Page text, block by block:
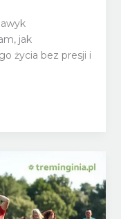
jak
życia bez presji i